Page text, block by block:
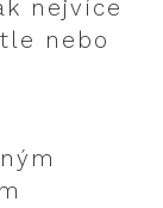
nejvíce
nebo